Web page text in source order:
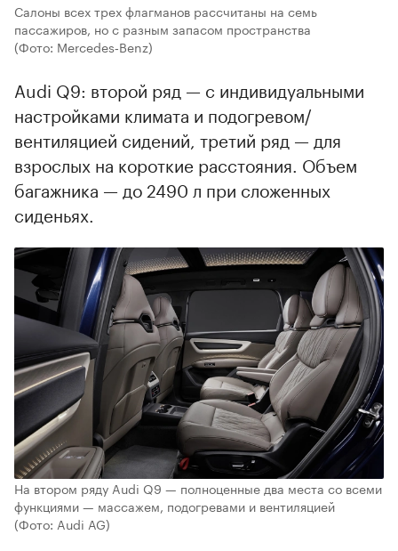
Салоны всех трех флагманов рассчитаны на семь
пассажиров, но с разным запасом пространства
(Фото: Mercedes‑Benz)
Audi Q9: второй ряд — с индивидуальными
настройками климата и подогревом/
вентиляцией сидений, третий ряд — для
взрослых на короткие расстояния. Объем
багажника — до 2490 л при сложенных
сиденьях.
На втором ряду Audi Q9 — полноценные два места со всеми
функциями — массажем, подогревами и вентиляцией
(Фото: Audi AG)